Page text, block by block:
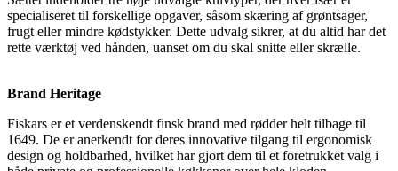
specialiseret til forskellige opgaver, såsom skæring af grøntsager,
frugt eller mindre kødstykker. Dette udvalg sikrer, at du altid har det
rette værktøj ved hånden, uanset om du skal snitte eller skrælle.
Brand Heritage
Fiskars er et verdenskendt finsk brand med rødder helt tilbage til
1649. De er anerkendt for deres innovative tilgang til ergonomisk
design og holdbarhed, hvilket har gjort dem til et foretrukket valg i